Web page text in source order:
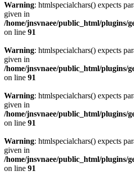
Warning: htmlspecialchars() expects
given in
/home/jnsvnaee/public_html/plugins/
on line 91
Warning: htmlspecialchars() expects
given in
/home/jnsvnaee/public_html/plugins/
on line 91
Warning: htmlspecialchars() expects
given in
/home/jnsvnaee/public_html/plugins/
on line 91
Warning: htmlspecialchars() expects
given in
/home/jnsvnaee/public_html/plugins/
on line 91